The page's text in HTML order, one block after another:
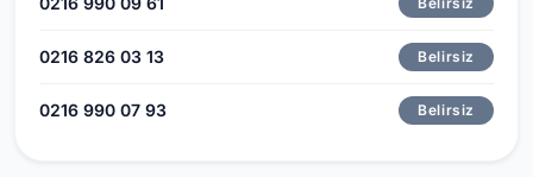
0216 826 03 13 Belirsiz
0216 990 07 93 Belirsiz